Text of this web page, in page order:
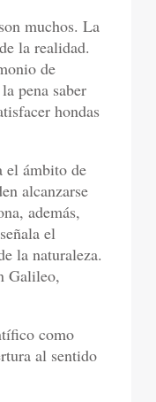
muchos. La
la realidad.
de
pena saber
hondas
el ámbito de
alcanzarse
además,
el
la naturaleza.
Galileo,
como
al sentido